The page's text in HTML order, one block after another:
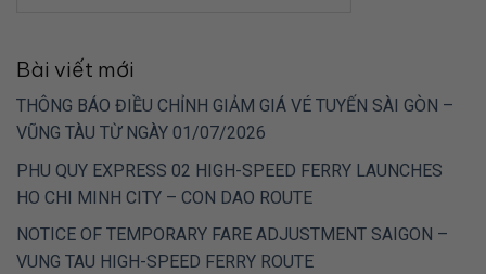
Bài viết mới
THÔNG BÁO ĐIỀU CHỈNH GIẢM GIÁ VÉ TUYẾN SÀI GÒN –
VŨNG TÀU TỪ NGÀY 01/07/2026
PHU QUY EXPRESS 02 HIGH-SPEED FERRY LAUNCHES
HO CHI MINH CITY – CON DAO ROUTE
NOTICE OF TEMPORARY FARE ADJUSTMENT SAIGON –
VUNG TAU HIGH-SPEED FERRY ROUTE